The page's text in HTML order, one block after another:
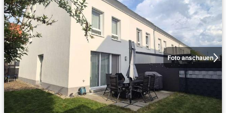
Foto anschauen